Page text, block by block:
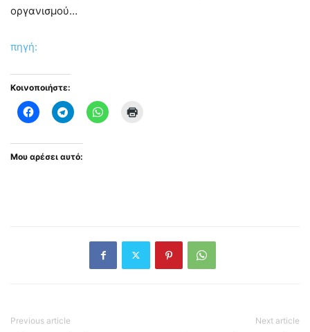
οργανισμού…
πηγή:
Κοινοποιήστε:
Μου αρέσει αυτό:
Previous article Next article